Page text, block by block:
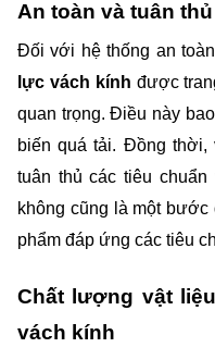
An toàn và tuân
Đối với hệ thống an
lực vách kính được
quan trọng. Điều này
biến quá tải. Đồng thời,
tuân thủ các tiêu
không cũng là một bước
phẩm đáp ứng các tiêu
Chất lượng vật
vách kính